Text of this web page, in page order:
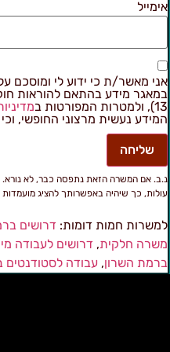
אימייל
אני מאשר/ת כי ידוע לי ומוסכם
13), ולמטרות המפורטות ב
המידע נעשית מרצוני החופשי,
שליחה
נ.ב. אם המשרה הזאת נתפסה כבר, לא נורא.
עולות, כך שיהיה באפשרותך להציג
למשרות חמות דומות: דרושים
משרה חלקית, דרושים לעבודה
ברמת השרון, עבודה לסטודנטים